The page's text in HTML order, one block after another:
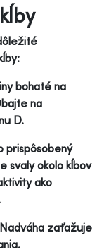
bohaté na
na
D.
prispôsobený
svaly okolo kĺbov
ako
zaťažuje